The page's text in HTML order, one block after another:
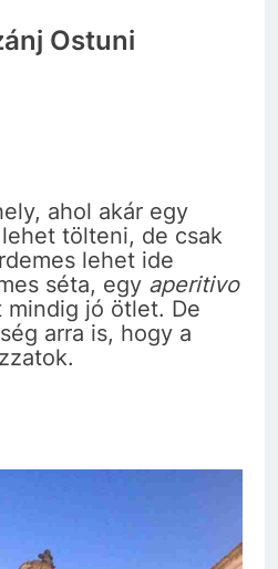
Ostuni
ahol akár egy
tölteni, de csak
lehet ide
séta, egy aperitivo
mindig jó ötlet. De
arra is, hogy a